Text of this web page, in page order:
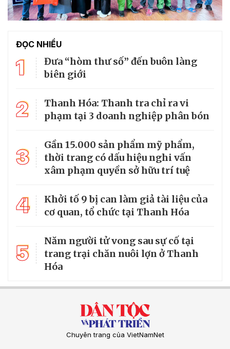
ĐỌC NHIỀU
1
Đưa “hòm thư số” đến buôn làng
biên giới
2
Thanh Hóa: Thanh tra chỉ ra vi
phạm tại 3 doanh nghiệp phân bón
3
Gần 15.000 sản phẩm mỹ phẩm,
thời trang có dấu hiệu nghi vấn
xâm phạm quyền sở hữu trí tuệ
4
Khởi tố 9 bị can làm giả tài liệu của
cơ quan, tổ chức tại Thanh Hóa
5
Năm người tử vong sau sự cố tại
trang trại chăn nuôi lợn ở Thanh
Hóa
Chuyên trang của VietNamNet